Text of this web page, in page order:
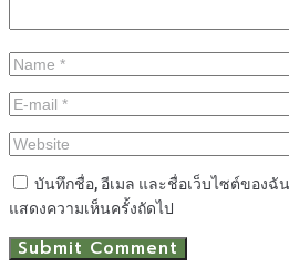
บันทึกชื่อ, อีเมล และชื่อเว็บไซต์ของฉั
แสดงความเห็นครั้งถัดไป